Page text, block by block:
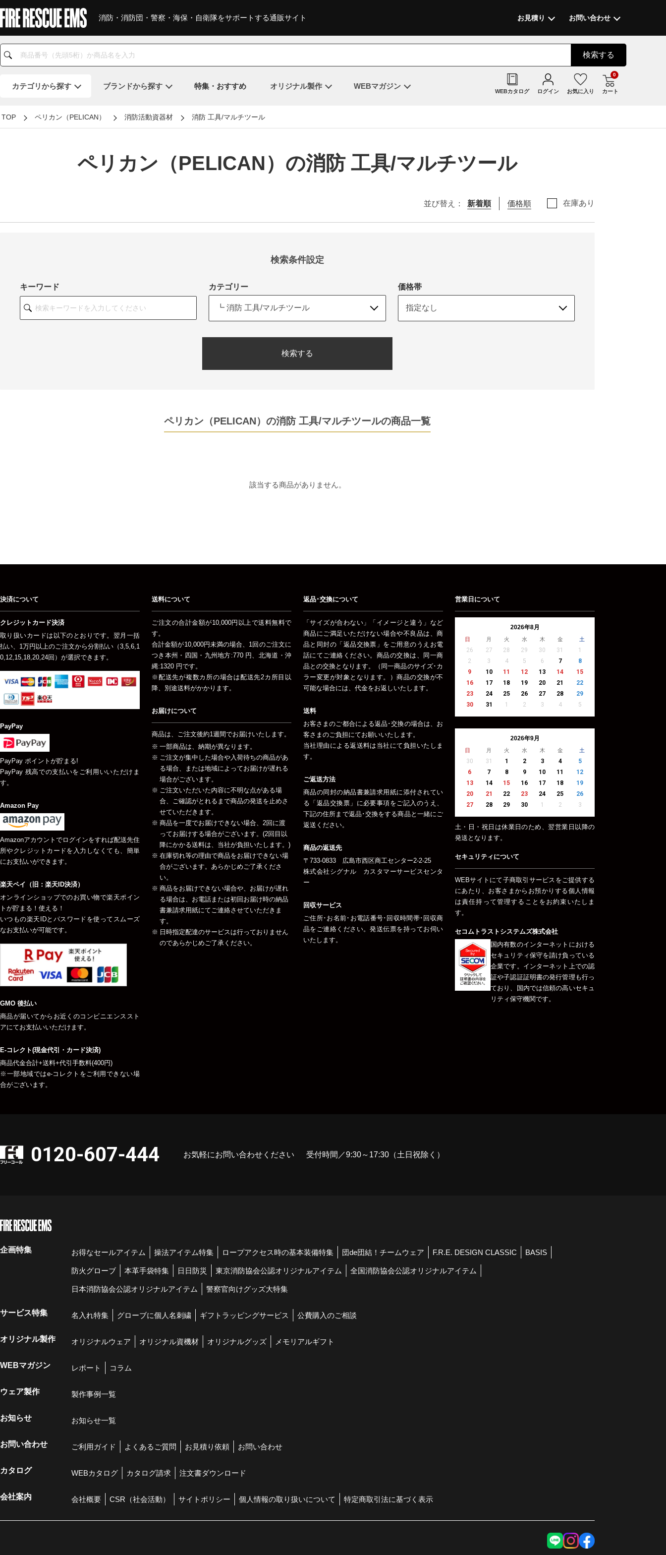
消防・消防団・警察・海保・自衛隊をサポートする通販サイト お見積り お問い合わせ
検索する
カテゴリから探す ブランドから探す 特集・おすすめ オリジナル製作 WEBマガジン
WEBカタログ ログイン お気に入り カート
0
TOP ペリカン（PELICAN） 消防活動資器材 消防 工具/マルチツール
ペリカン（PELICAN）の消防 工具/マルチツール
並び替え： 新着順 価格順 在庫あり
検索条件設定
キーワード カテゴリー 価格帯
検索する
ペリカン（PELICAN）の消防 工具/マルチツールの商品一覧
該当する商品がありません。
決済について
クレジットカード決済
取り扱いカードは以下のとおりです。翌月一括
払い、1万円以上のご注文から分割払い（3,5,6,1
0,12,15,18,20,24回）が選択できます。
PayPay
PayPay ポイントが貯まる!
PayPay 残高での支払いをご利用いいただけま
す。
Amazon Pay
Amazonアカウントでログインをすれば配送先住
所やクレジットカードを入力しなくても、簡単
にお支払いができます。
楽天ペイ（旧：楽天ID決済）
オンラインショップでのお買い物で楽天ポイン
トが貯まる！使える！
いつもの楽天IDとパスワードを使ってスムーズ
なお支払いが可能です。
GMO 後払い
商品が届いてからお近くのコンビニエンススト
アにてお支払いいただけます。
E-コレクト(現金代引・カード決済)
商品代金合計+送料+代引手数料(400円)
※一部地域ではe-コレクトをご利用できない場
合がございます。
送料について
ご注文の合計金額が10,000円以上で送料無料で
す。
合計金額が10,000円未満の場合、1回のご注文に
つき本州・四国・九州地方:770 円、北海道・沖
縄:1320 円です。
※配送先が複数カ所の場合は配送先2カ所目以
降、別途送料がかかります。
お届けについて
商品は、ご注文後約1週間でお届けいたします。
一部商品は、納期が異なります。
ご注文が集中した場合や入荷待ちの商品があ
る場合、または地域によってお届けが遅れる
場合がございます。
ご注文いただいた内容に不明な点がある場
合、ご確認がとれるまで商品の発送を止めさ
せていただきます。
商品を一度でお届けできない場合、2回に渡
ってお届けする場合がございます。(2回目以
降にかかる送料は、当社が負担いたします。)
在庫切れ等の理由で商品をお届けできない場
合がございます。あらかじめご了承くださ
い。
商品をお届けできない場合や、お届けが遅れ
る場合は、お電話または初回お届け時の納品
書兼請求用紙にてご連絡させていただきま
す。
日時指定配達のサービスは行っておりません
のであらかじめご了承ください。
返品･交換について
「サイズが合わない」「イメージと違う」など
商品にご満足いただけない場合や不良品は、商
品と同封の「返品交換票」をご用意のうえお電
話にてご連絡ください。商品の交換は、同一商
品との交換となります。（同一商品のサイズ･カ
ラー変更が対象となります。）商品の交換が不
可能な場合には、代金をお返しいたします。
送料
お客さまのご都合による返品･交換の場合は、お
客さまのご負担にてお願いいたします。
当社理由による返送料は当社にて負担いたしま
す。
ご返送方法
商品の同封の納品書兼請求用紙に添付されてい
る「返品交換票」に必要事項をご記入のうえ、
下記の住所まで返品･交換をする商品と一緒にご
返送ください。
商品の返送先
〒733-0833 広島市西区商工センター2-2-25
株式会社シグナル カスタマーサービスセンタ
ー
回収サービス
ご住所･お名前･お電話番号･回収時間帯･回収商
品をご連絡ください。発送伝票を持ってお伺い
いたします。
営業日について
2026年8月
日 月 火 水 木 金 土
26 27 28 29 30 31
1
2
3 4 5 6 7
8
9
10 11 12 13 14
15
16
17 18 19 20 21
22
23
24 25 26 27 28
29
30
31 1 2 3 4 5
2026年9月
日 月 火 水 木 金 土
30 31 1 2 3 4
5
6
7 8 9 10 11
12
13
14 15 16 17 18
19
20
21 22 23 24 25
26
27
28 29 30 1 2 3
土・日・祝日は休業日のため、翌営業日以降の
発送となります。
セキュリティについて
WEBサイトにて子商取引サービスをご提供する
にあたり、お客さまからお預かりする個人情報
は責任持って管理することをお約束いたしま
す。
セコムトラストシステムズ株式会社
国内有数のインターネットにおける
セキュリティ保守を請け負っている
企業です。インターネット上での認
証や子認証証明書の発行管理も行っ
ており、国内では信頼の高いセキュ
リティ保守機関です。
0120-607-444 お気軽にお問い合わせください 受付時間／9:30～17:30（土日祝除く）
企画特集 お得なセールアイテム 操法アイテム特集 ロープアクセス時の基本装備特集 団de団結！チームウェア F.R.E. DESIGN CLASSIC BASIS
防火グローブ 本革手袋特集 日日防災 東京消防協会公認オリジナルアイテム 全国消防協会公認オリジナルアイテム
日本消防協会公認オリジナルアイテム 警察官向けグッズ大特集
サービス特集 名入れ特集 グローブに個人名刺繍 ギフトラッピングサービス 公費購入のご相談
オリジナル製作 オリジナルウェア オリジナル資機材 オリジナルグッズ メモリアルギフト
WEBマガジン レポート コラム
ウェア製作 製作事例一覧
お知らせ お知らせ一覧
お問い合わせ ご利用ガイド よくあるご質問 お見積り依頼 お問い合わせ
カタログ WEBカタログ カタログ請求 注文書ダウンロード
会社案内 会社概要 CSR（社会活動） サイトポリシー 個人情報の取り扱いについて 特定商取引法に基づく表示